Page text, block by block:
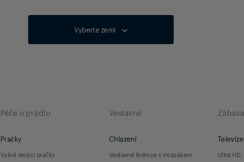
Vyberte zemi
Péče o prádlo
Pračky
Volně stojící pračky
Vestavné
Chlazení
Vestavné lednice s mrazákem
Zábava
Televize
Ultra HD